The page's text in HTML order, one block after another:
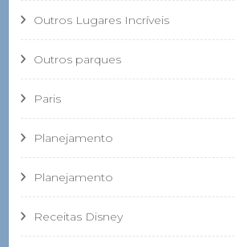
Outros Lugares Incríveis
Outros parques
Paris
Planejamento
Planejamento
Receitas Disney